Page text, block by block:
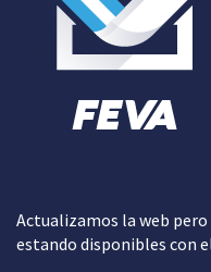
Actualizamos la web
estando disponibles con